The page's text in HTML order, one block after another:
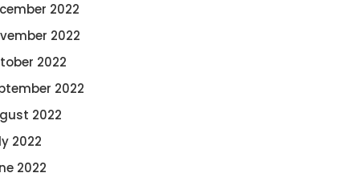
2022
2022
2022
2022
2022
2022
2022